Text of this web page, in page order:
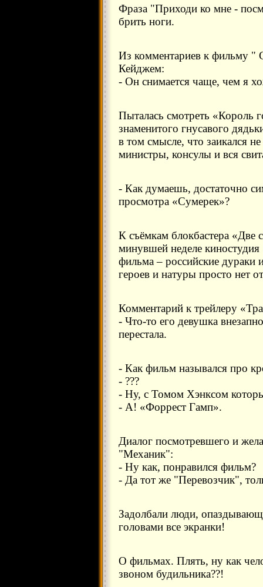
Фраза "Приходи ко мне -
брить ноги.
Из комментариев к фильму "
Кейджем:
- Он снимается чаще, чем я
Пыталась смотреть «Король
знаменитого гнусавого
в том смысле, что заикался
министры, консулы и вся
- Как думаешь, достаточно
просмотра «Сумерек»?
К съёмкам блокбастера «Две
минувшей неделе
фильма – российские дураки
героев и натуры просто нет
Комментарий к трейлеру
- Что-то его девушка
перестала.
- Как фильм назывался про
- ???
- Ну, с Томом Хэнксом
- А! «Форрест Гамп».
Диалог посмотревшего и
"Механик":
- Ну как, понравился фильм?
- Да тот же "Перевозчик",
Задолбали люди,
головами все экранки!
О фильмах. Плять, ну как
звоном будильника??!